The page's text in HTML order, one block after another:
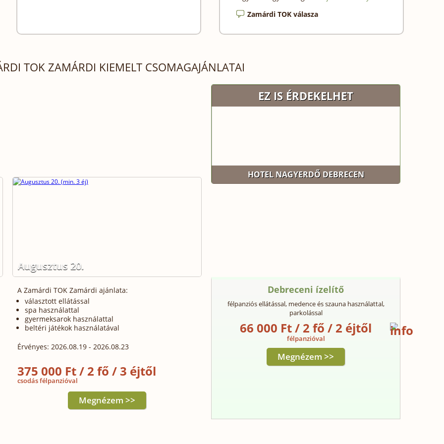
Zamárdi TOK válasza
TOK ZAMÁRDI KIEMELT CSOMAGAJÁNLATAI
Augusztus 20.
EZ IS ÉRDEKELHET
HOTEL NAGYERDŐ DEBRECEN
A Zamárdi TOK Zamárdi ajánlata:
választott ellátással
spa használattal
gyermeksarok használattal
beltéri játékok használatával
Érvényes: 2026.08.19 - 2026.08.23
375 000 Ft / 2 fő / 3 éjtől
csodás félpanzióval
Megnézem >>
Debreceni ízelítő
félpanziós ellátással, medence és szauna használattal,
parkolással
66 000 Ft / 2 fő / 2 éjtől
félpanzióval
Megnézem >>